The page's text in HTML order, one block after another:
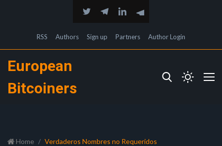
RSS Authors Sign up Partners Author Login
European
Bitcoiners
Home Verdaderos Nombres no Requeridos